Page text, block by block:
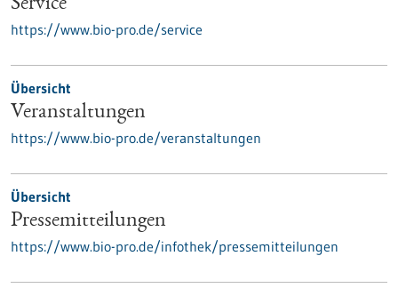
Service
https://www.bio-pro.de/service
Übersicht
Veranstaltungen
https://www.bio-pro.de/veranstaltungen
Übersicht
Pressemitteilungen
https://www.bio-pro.de/infothek/pressemitteilungen